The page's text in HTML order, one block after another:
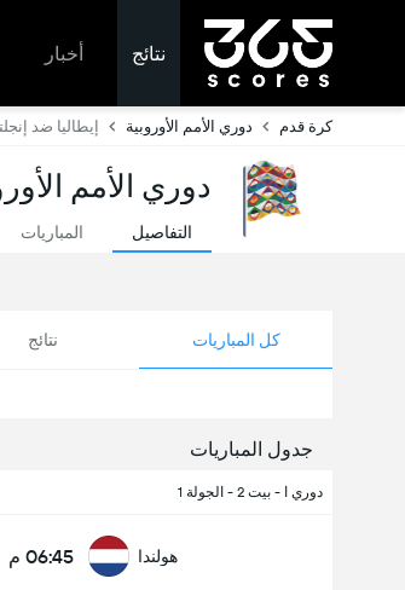
نتائج أخبار
كرة قدم دوري الأمم الأوروبية إيطاليا ضد
دوري الأمم
التفاصيل المباريات
كل المباريات نتائج
جدول المباريات
دوري ا - بيت 2 - الجولة 1
هولندا 06:45 م